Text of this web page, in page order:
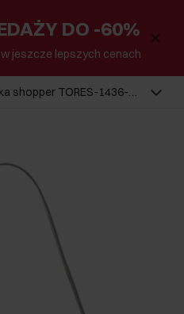
DO -60%
jeszcze lepszych cenach
shopper TORES-1436-